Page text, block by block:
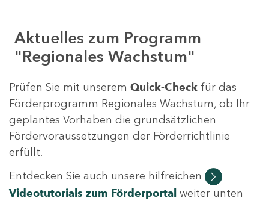
Aktuelles zum Programm
"Regionales Wachstum"
Prüfen Sie mit unserem Quick-Check für das
Förderprogramm Regionales Wachstum, ob Ihr
geplantes Vorhaben die grundsätzlichen
Fördervoraussetzungen der Förderrichtlinie
erfüllt.
Entdecken Sie auch unsere hilfreichen
Videotutorials zum Förderportal weiter unten